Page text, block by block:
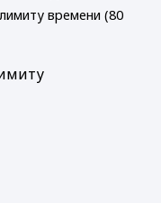
времени (80